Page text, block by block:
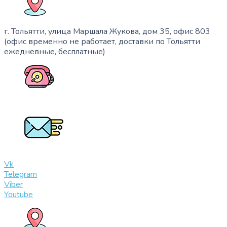
г. Тольятти, улица Маршала Жукова, дом 35, офис 803
(офис временно не работает, доставки по Тольятти
ежедневные, бесплатные)
Vk
Telegram
Viber
Youtube